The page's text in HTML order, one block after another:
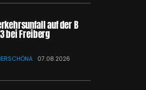
auf der B
bei Freiberg
07.08.2026